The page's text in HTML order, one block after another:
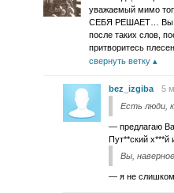
уважаемый мимо
СЕБЯ РЕШАЕТ… Вы,
после таких слов,
притворитесь
свернуть ветку
bez_izgiba
5
Есть люди,
— предлагаю
Пут**ский х***й
Вы,
— я не слишком